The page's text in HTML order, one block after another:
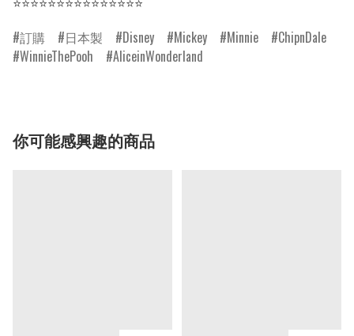
訂購
日本製 Disney Mickey Minnie
ChipnDale
WinnieThePooh
AliceinWonderland
你可能感興趣的商品